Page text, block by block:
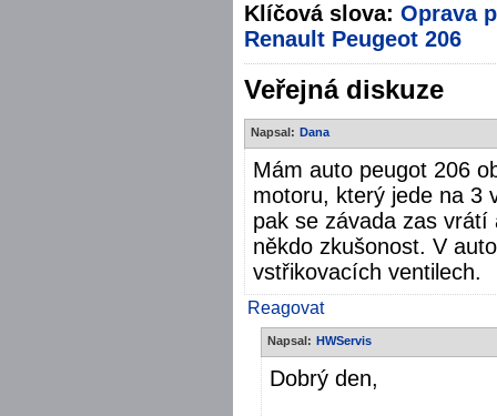
Klíčová slova: Oprava
Renault Peugeot 206
Veřejná diskuze
Napsal: Dana
Mám auto peugot 206
motoru, který jede na 3
pak se závada zas
někdo zkušonost. V
vstřikovacích ventilech.
Reagovat
Napsal: HWServis
Dobrý den,